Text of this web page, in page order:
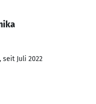
seit Juli 2022